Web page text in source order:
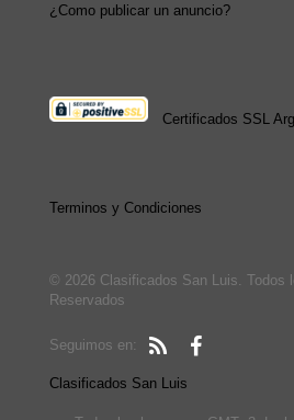
¿Como publicar un anuncio?
Certificados SSL
Terminos y Condiciones
© 2026 Clasificados San Luis. Todos
Reservados
Seguimos en:
Clasificados San Luis